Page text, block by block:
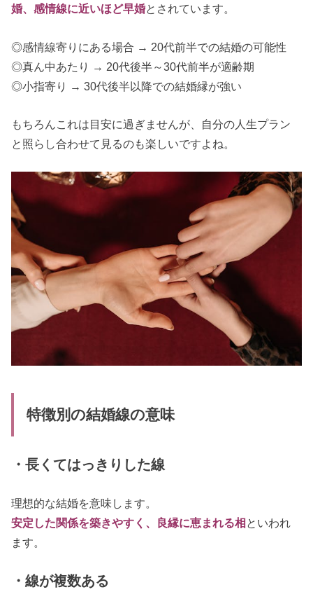
婚、感情線に近いほど早婚とされています。
◎感情線寄りにある場合 → 20代前半での結婚の可能性
◎真ん中あたり → 20代後半～30代前半が適齢期
◎小指寄り → 30代後半以降での結婚縁が強い
もちろんこれは目安に過ぎませんが、自分の人生プラン
と照らし合わせて見るのも楽しいですよね。
特徴別の結婚線の意味
・長くてはっきりした線
理想的な結婚を意味します。
安定した関係を築きやすく、良縁に恵まれる相 といわれ
ます。
・線が複数ある